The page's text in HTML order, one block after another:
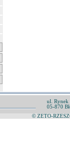
ul. Rynek
05-870
© ZETO-